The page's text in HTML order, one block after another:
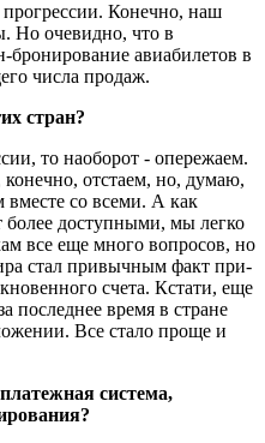
Конечно, наш
Но оче­видно, что в
авиа­билетов в
числа продаж.
стран?
то наоборот - опережаем.
отстаем, но, думаю,
со всеми. А как
более доступными, мы легко
все еще много вопросов, но
стал привычным факт при­
счета. Кстати, еще
по­следнее время в стране
Все стало проще и
система,